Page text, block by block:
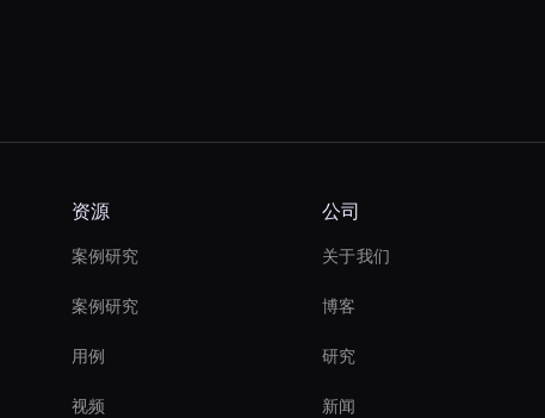
资源
案例研究
案例研究
用例
视频
公司
关于我们
博客
研究
新闻